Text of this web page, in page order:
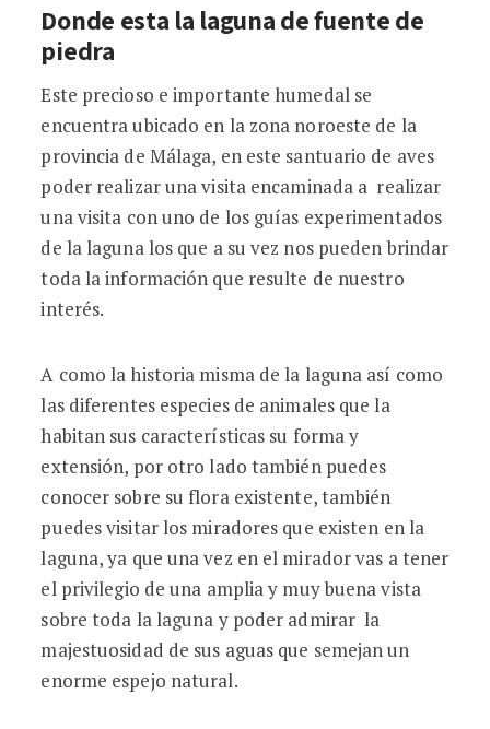
Donde esta la laguna de fuente de
piedra
Este precioso e importante humedal se
encuentra ubicado en la zona noroeste de la
provincia de Málaga, en este santuario de aves
poder realizar una visita encaminada a realizar
una visita con uno de los guías experimentados
de la laguna los que a su vez nos pueden brindar
toda la información que resulte de nuestro
interés.
A como la historia misma de la laguna así como
las diferentes especies de animales que la
habitan sus características su forma y
extensión, por otro lado también puedes
conocer sobre su flora existente, también
puedes visitar los miradores que existen en la
laguna, ya que una vez en el mirador vas a tener
el privilegio de una amplia y muy buena vista
sobre toda la laguna y poder admirar la
majestuosidad de sus aguas que semejan un
enorme espejo natural.